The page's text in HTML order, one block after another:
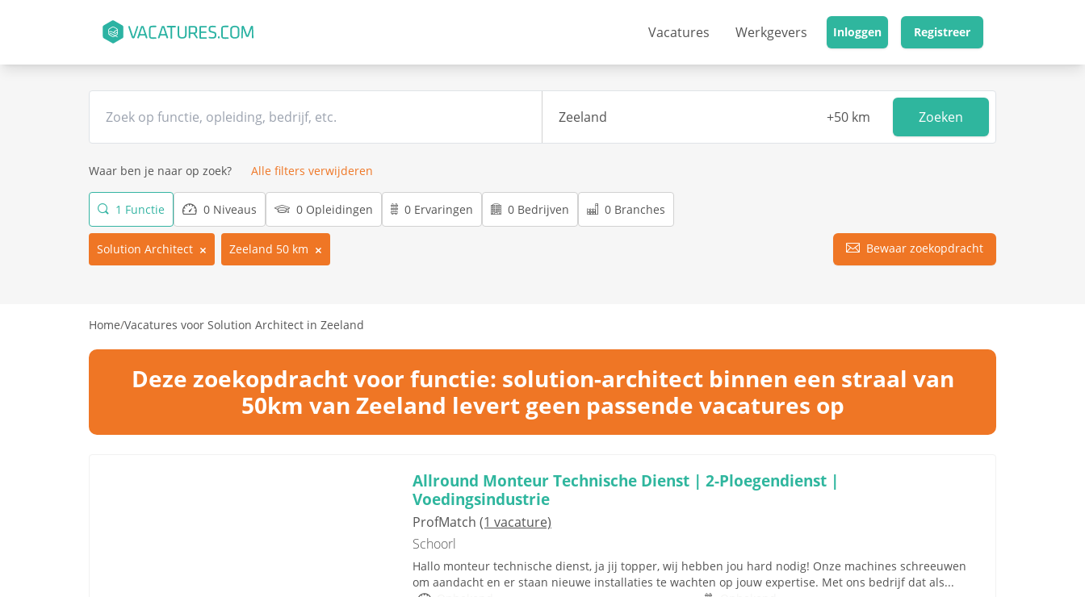
Vacatures Werkgevers Inloggen Registreer
Zoeken
Waar ben je naar op zoek? Alle filters verwijderen
1 Functie 0 Niveaus 0 Opleidingen 0 Ervaringen 0 Bedrijven 0 Branches
Solution Architect Zeeland 50 km Bewaar zoekopdracht
Home/Vacatures voor Solution Architect in Zeeland
Deze zoekopdracht voor functie: solution-architect binnen een straal van
50km van Zeeland levert geen passende vacatures op
Allround Monteur Technische Dienst | 2-Ploegendienst |
Voedingsindustrie
ProfMatch (1 vacature)
Schoorl
Hallo monteur technische dienst, ja jij topper, wij hebben jou hard nodig! Onze machines schreeuwen
om aandacht en er staan nieuwe installaties te wachten op jouw expertise. Met ons bedrijf dat als...